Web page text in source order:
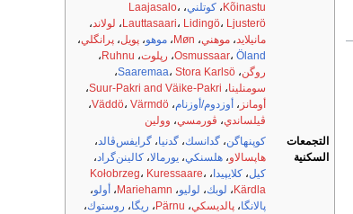
Kõinastu ، كوتلني، Laajasalo،
Lauttasaari، Lidingö، Ljusterö ، لولاند،
مانيلايد، موهني، Møn ، موهو، پويل، پرانگلي،
Osmussaar، Öland ، رپلوت، Ruhnu ،
روگن، Saaremaa، Stora Karlsö
،
سومنلينا، Suur-Pakri and Väike-Pakri،
أومانز ، أوزدوم/أوزنام، Väddö، Värmdö
،
ڤيلساندي، ڤورمسي، وولين
التجمعات
السكنية
كوپنهاگن، گدانسك، گدنيا، گرايفس‌ڤالد،
هاپسالاو، هلسنكي، يورمالا، كالينن‌گراد،
كيل، كلايپيدا ، Kołobrzeg، Kuressaare،
Kärdla ، لوبك، لوليو، Mariehamn ، أولو،
پالانگا، پالديسكي، Pärnu ، ريگا، روستوك،